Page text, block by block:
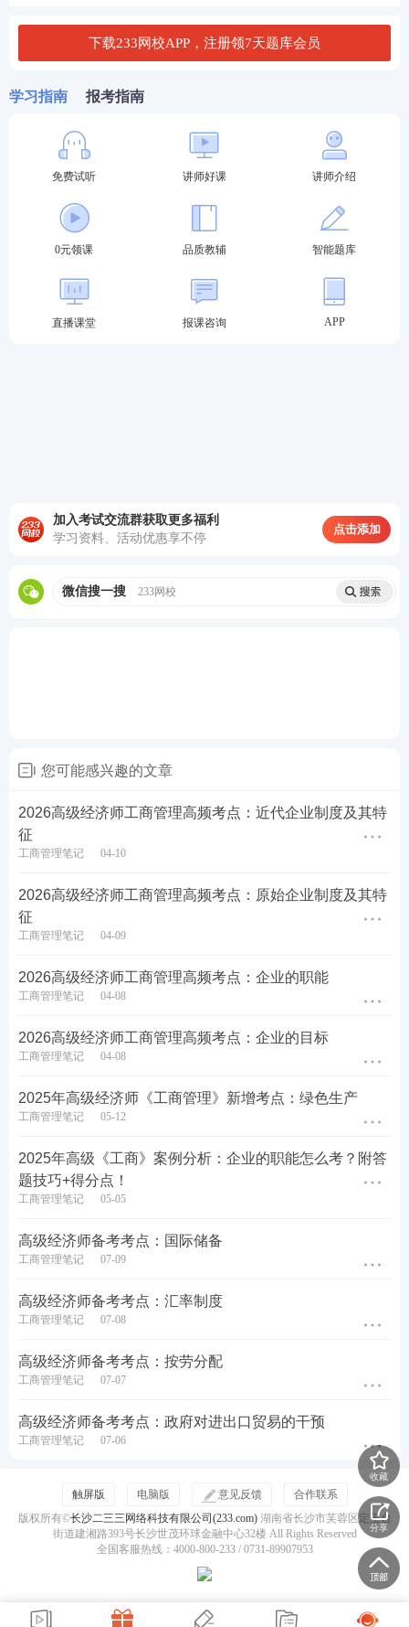
空调的制冷系统存在设计缺陷，且部分产品未标注产
品合格证、生产日期等关键信息，涉嫌生产、销售不
符合安全标准的产品。
经调查，F 公司该款空调因生产过程中偷工减料，使
用劣质制冷配件，导致产品存在严重质量缺陷；未严
注，且明知产品存在设计缺陷仍批量销售。针对此次
事件，监管部门对 F 公司作出如下处罚：责令停止生
5 倍罚款，吊销企业营业执照。此外，消费者张某向
法院提起诉讼，要求 F 公司承担财产损失赔偿责任，
1、产品质量责任是综合责任，结合案例分析 F 公司需
据。
热点推荐：
2026年高级经济师考试新手报考指南
备考刷题： 233网校APP 可免费刷高级经济师章节习
题、历年真题、模拟试题、每日一练、模考大赛、答
题闯关，通过刷题，加深巩固，掌握要点，查漏补
缺，稳步提升！【进入下载APP刷题
下载233网校APP，注册领7天题库会员
学习指南 报考指南
免费试听 讲师好课 讲师介绍
0元领课 品质教辅 智能题库
直播课堂 报课咨询 APP
加入考试交流群获取更多福利
学习资料、活动优惠享不停
点击添加
微信搜一搜 233网校
您可能感兴趣的文章
2026高级经济师工商管理高频考点：近代企业制度及其特
征
工商管理笔记 04-10
2026高级经济师工商管理高频考点：原始企业制度及其特
征
工商管理笔记 04-09
2026高级经济师工商管理高频考点：企业的职能
工商管理笔记 04-08
2026高级经济师工商管理高频考点：企业的目标
工商管理笔记 04-08
2025年高级经济师《工商管理》新增考点：绿色生产
工商管理笔记 05-12
2025年高级《工商》案例分析：企业的职能怎么考？附答
题技巧+得分点！
工商管理笔记 05-05
高级经济师备考考点：国际储备
工商管理笔记 07-09
高级经济师备考考点：汇率制度
工商管理笔记 07-08
高级经济师备考考点：按劳分配
工商管理笔记 07-07
高级经济师备考考点：政府对进出口贸易的干预
工商管理笔记 07-06
收藏
分享
触屏版 电脑版 意见反馈
合作联系
版权所有©长沙二三三网络科技有限公司(233.com)湖南省长沙市芙蓉区定王台
街道建湘路393号长沙世茂环球金融中心32楼 All Rights Reserved
全国客服热线：4000-800-233 / 0731-89907953